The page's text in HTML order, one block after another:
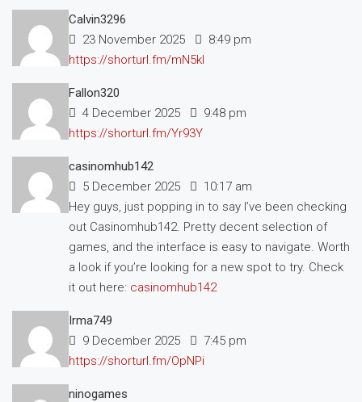
Calvin3296
23 November 2025
8:49 pm
https://shorturl.fm/mN5kl
Fallon320
4 December 2025
9:48 pm
https://shorturl.fm/Yr93Y
casinomhub142
5 December 2025
10:17 am
Hey guys, just popping in to say I’ve been checking
out Casinomhub142. Pretty decent selection of
games, and the interface is easy to navigate. Worth
a look if you’re looking for a new spot to try. Check
it out here: casinomhub142
Irma749
9 December 2025
7:45 pm
https://shorturl.fm/OpNPi
ninogames